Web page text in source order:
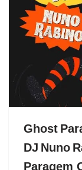
Ghost
DJ Nuno
Paragem